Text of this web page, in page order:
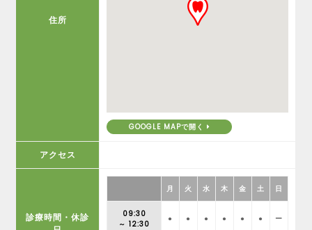
住所
GOOGLE MAPで開く
アクセス
診療時間・休診
月 火 水 木 金 土 日
09:30
～ 12:30
● ● ● ● ● ● ー